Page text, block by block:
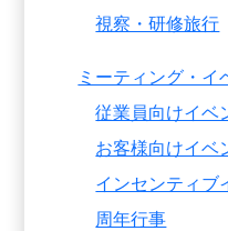
視察・研修旅行
ミーティング・イ
従業員向けイベ
お客様向けイベ
インセンティブ
周年行事